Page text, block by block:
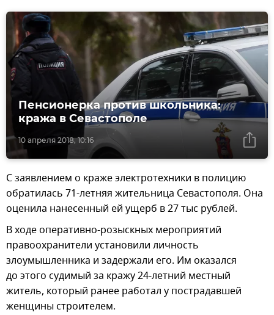
10 апреля 2018, 10:16
Пенсионерка против школьника:
кража в Севастополе
С заявлением о краже электротехники в полицию
обратилась 71-летняя жительница Севастополя. Она
оценила нанесенный ей ущерб в 27 тыс рублей.
В ходе оперативно-розыскных мероприятий
правоохранители установили личность
злоумышленника и задержали его. Им оказался
до этого судимый за кражу 24-летний местный
житель, который ранее работал у пострадавшей
женщины строителем.